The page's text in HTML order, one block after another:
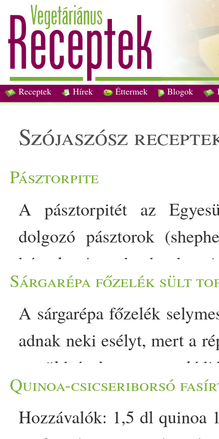
Receptek Hírek Éttermek Blogok
szójaszósz
Pásztorpite
A pásztorpitét az
dolgozó pásztorok
hússal. A ,,shepherds
burgonyapüré a tetején
olcsó, laktató töltelékként
is kiemelkedett. Most
vegetáriánus változatát
krémes és laktató jellegét,
így is gazdag és ízes
Sárgarépa főzelék sült
A sárgarépa főzelék
adnak neki esélyt, mert a
a zöldségek nagy
belőle készíteni, mint ez a
beszélve... Fűszerezett,
Quinoa-csicseriborsó
Hozzávalók: 1,5 dl quinoa